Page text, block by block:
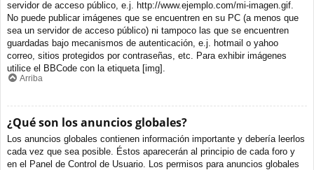
servidor de acceso público, e.j. http://www.ejemplo.com/mi-imagen.gif.
No puede publicar imágenes que se encuentren en su PC (a menos que
sea un servidor de acceso público) ni tampoco las que se encuentren
guardadas bajo mecanismos de autenticación, e.j. hotmail o yahoo
correo, sitios protegidos por contraseñas, etc. Para exhibir imágenes
utilice el BBCode con la etiqueta [img].
Arriba
¿Qué son los anuncios globales?
Los anuncios globales contienen información importante y debería leerlos
cada vez que sea posible. Éstos aparecerán al principio de cada foro y
en el Panel de Control de Usuario. Los permisos para anuncios globales